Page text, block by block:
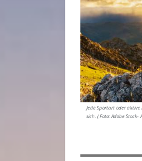
Jede Sportart oder
sich. ( Foto: Adobe Stock-